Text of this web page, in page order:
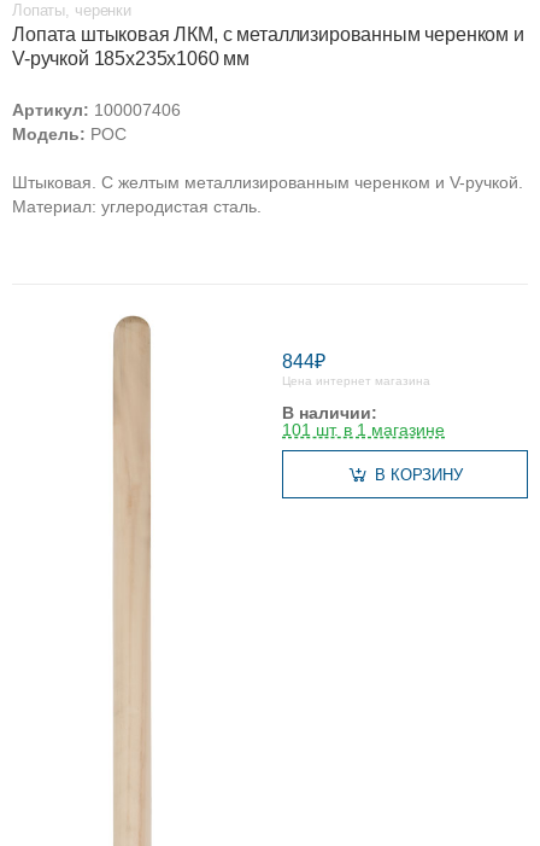
Лопаты, черенки
Лопата штыковая ЛКМ, с металлизированным черенком и
V-ручкой 185х235х1060 мм
Артикул: 100007406
Модель: РОС
Штыковая. С желтым металлизированным черенком и V-ручкой.
Материал: углеродистая сталь.
844₽
Цена интернет магазина
В наличии:
101 шт. в 1 магазине
В КОРЗИНУ